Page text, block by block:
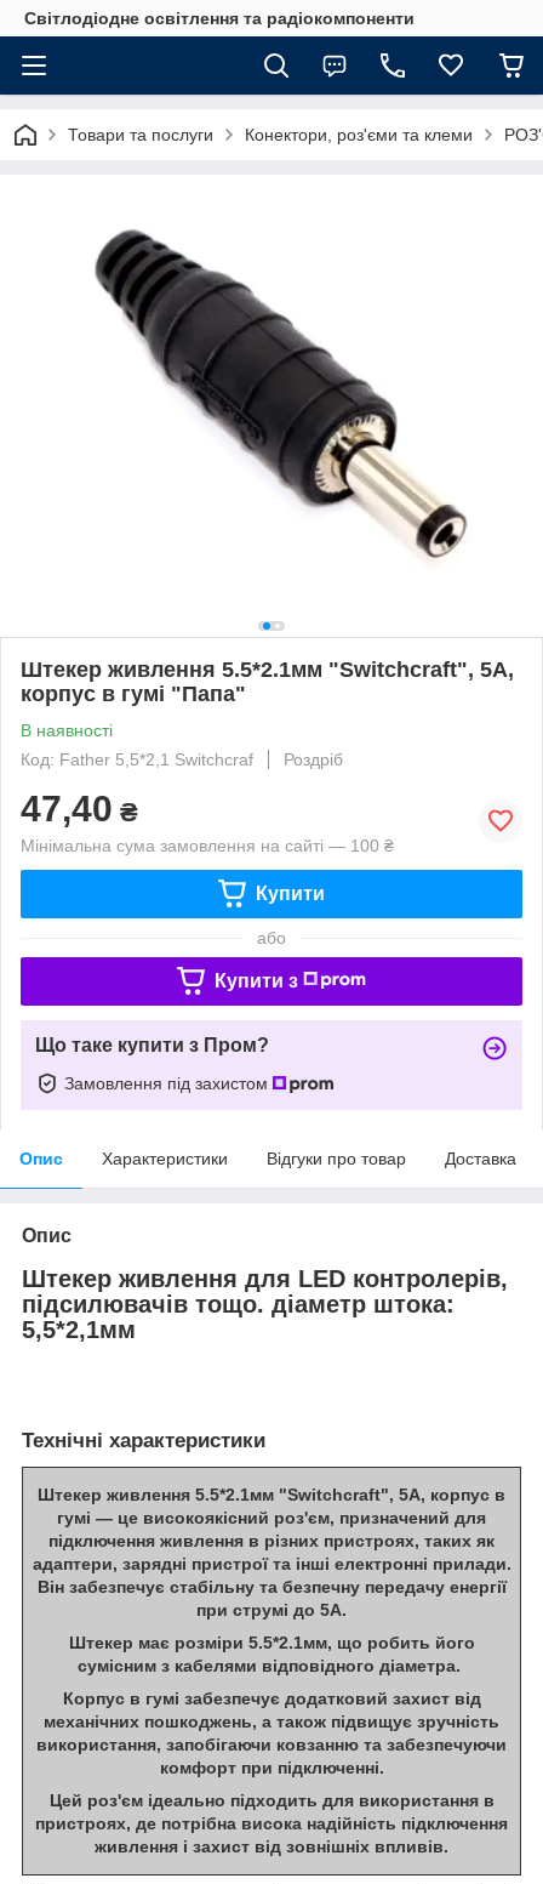
Світлодіодне освітлення та радіокомпоненти
Товари та послуги Конектори, роз'єми та клеми
Штекер живлення 5.5*2.1мм "Switchcraft", 5А,
корпус в гумі "Папа"
В наявності
Код: Father 5,5*2,1 Switchcraf
Роздріб
47,40 ₴
Мінімальна сума замовлення на сайті — 100 ₴
Купити
або
Купити з
Що таке купити з Пром?
Замовлення під захистом
Опис Характеристики Відгуки про товар Доставка
Опис
Штекер живлення для LED контролерів,
підсилювачів тощо. діаметр штока:
5,5*2,1мм
Технічні характеристики
Штекер живлення 5.5*2.1мм "Switchcraft", 5А, корпус в
гумі — це високоякісний роз'єм, призначений для
підключення живлення в різних пристроях, таких як
адаптери, зарядні пристрої та інші електронні прилади.
Він забезпечує стабільну та безпечну передачу енергії
при струмі до 5А.
Штекер має розміри 5.5*2.1мм, що робить його
сумісним з кабелями відповідного діаметра.
Корпус в гумі забезпечує додатковий захист від
механічних пошкоджень, а також підвищує зручність
використання, запобігаючи ковзанню та забезпечуючи
комфорт при підключенні.
Цей роз'єм ідеально підходить для використання в
пристроях, де потрібна висока надійність підключення
живлення і захист від зовнішніх впливів.